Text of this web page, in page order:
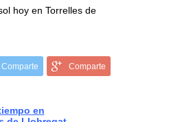
hoy en Torrelles de
Comparte Comparte
en